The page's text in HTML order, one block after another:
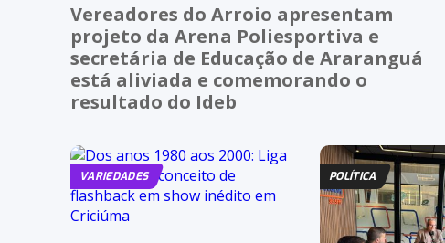
Vereadores do Arroio apresentam
projeto da Arena Poliesportiva e
secretária de Educação de Araranguá
está aliviada e comemorando o
resultado do Ideb
VARIEDADES POLÍTICA